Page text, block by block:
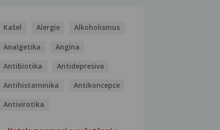
Kašel Alergie Alkoholismus
Analgetika Angína
Antibiotika Antidepresiva
Antihistaminika Antikoncepce
Antivirotika